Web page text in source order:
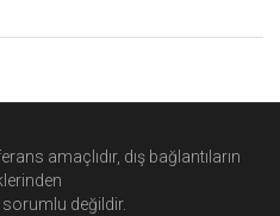
amaçlıdır, dış bağlantıların
sorumlu değildir.